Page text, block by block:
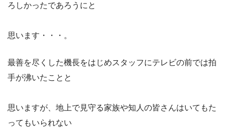
ろしかったであろうにと
思います・・・。
最善を尽くした機長をはじめスタッフにテレビの前では拍
手が沸いたことと
思いますが、地上で見守る家族や知人の皆さんはいてもた
ってもいられない